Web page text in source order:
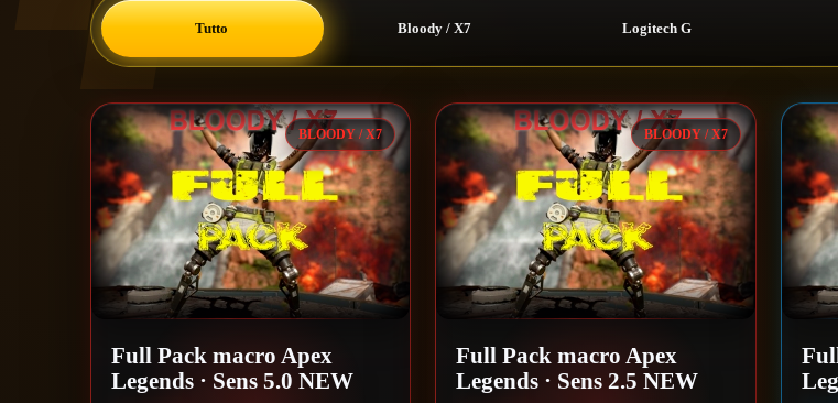
Tutto Bloody / X7 Logitech G
BLOODY / X7
Full Pack macro Apex
Legends · Sens 5.0 NEW
BLOODY / X7
Full Pack macro Apex
Legends · Sens 2.5 NEW